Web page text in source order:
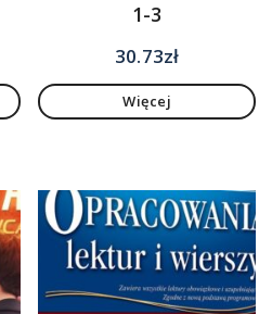
1-3
30.73zł
Więcej